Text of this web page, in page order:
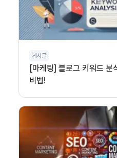
게시글
[마케팅] 블로그 키워드 분
비법!